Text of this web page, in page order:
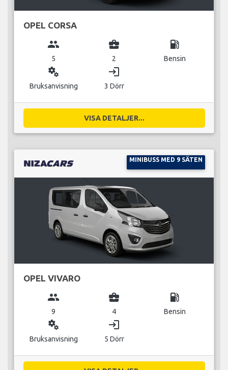
OPEL CORSA
group
5
business_center
2
local_gas_station
Bensin
miscellaneous_services
Bruksanvisning
login
3 Dörr
VISA DETALJER...
MINIBUSS MED 9 SÄTEN
OPEL VIVARO
group
9
business_center
4
local_gas_station
Bensin
miscellaneous_services
Bruksanvisning
login
5 Dörr